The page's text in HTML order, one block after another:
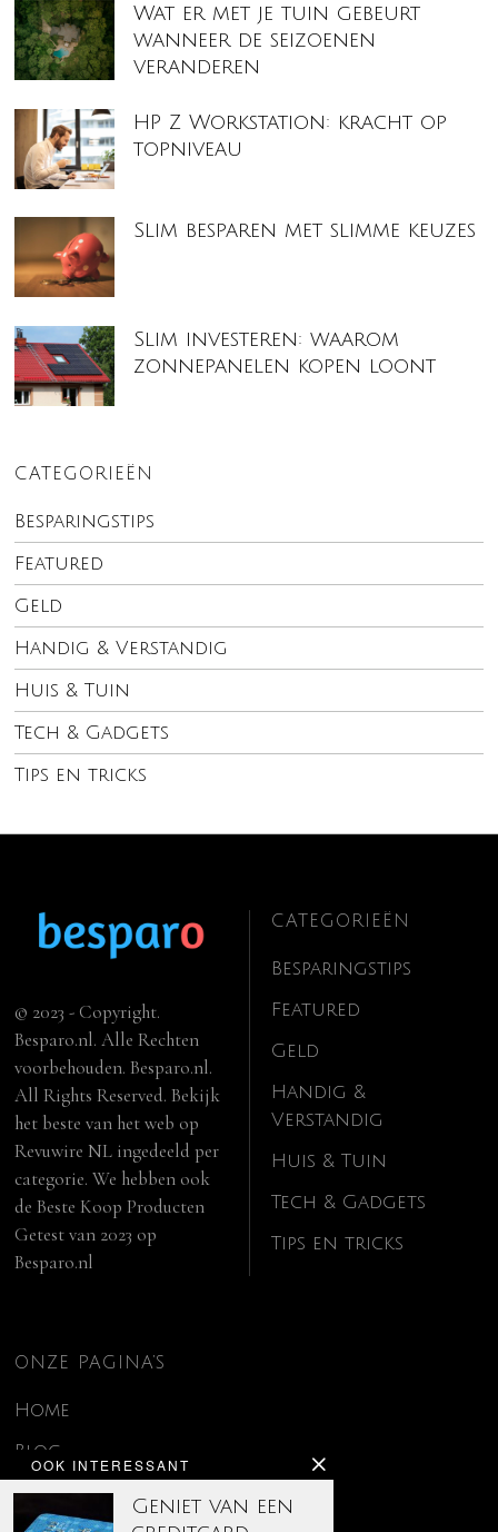
Wat er met je tuin gebeurt
wanneer de seizoenen
veranderen
HP Z Workstation: kracht op
topniveau
Slim besparen met slimme keuzes
Slim investeren: waarom
zonnepanelen kopen loont
CATEGORIEËN
Besparingstips
Featured
Geld
Handig & Verstandig
Huis & Tuin
Tech & Gadgets
Tips en tricks
OOK INTERESSANT
Geniet van een
© 2023 - Copyright.
Besparo.nl. Alle Rechten
voorbehouden. Besparo.nl.
All Rights Reserved. Bekijk
het beste van het web op
Revuwire NL ingedeeld per
categorie. We hebben ook
deBeste Koop Producten
Getest van 2023 op
Besparo.nl
CATEGORIEËN
Besparingstips
Featured
Geld
Handig &
Verstandig
Huis & Tuin
Tech & Gadgets
Tips en tricks
ONZE PAGINA’S
Home
Blog
Contact